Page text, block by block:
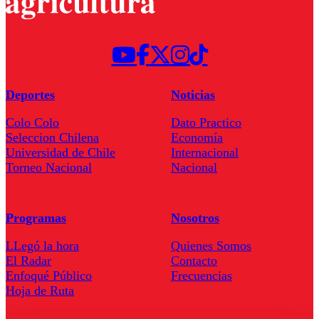
Deportes
Colo Colo
Seleccion Chilena
Universidad de Chile
Torneo Nacional
Noticias
Dato Practico
Economía
Internacional
Nacional
Programas
LLegó la hora
El Radar
Enfoqué Público
Hoja de Ruta
Nosotros
Quienes Somos
Contacto
Frecuencias